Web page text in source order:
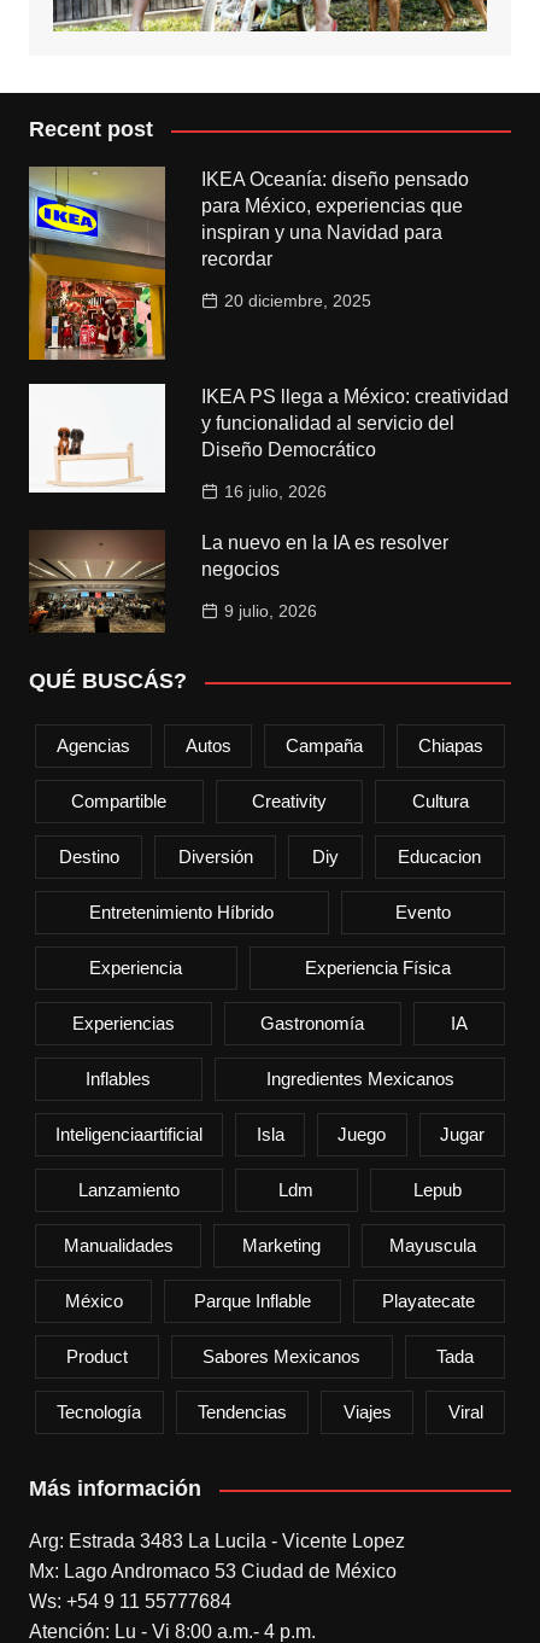
Recent post
IKEA Oceanía: diseño pensado
para México, experiencias que
inspiran y una Navidad para
recordar
20 diciembre, 2025
IKEA PS llega a México: creatividad
y funcionalidad al servicio del
Diseño Democrático
16 julio, 2026
La nuevo en la IA es resolver
negocios
9 julio, 2026
QUÉ BUSCÁS?
Agencias Autos Campaña Chiapas
Compartible Creativity Cultura
Destino Diversión Diy Educacion
Entretenimiento Híbrido Evento
Experiencia Experiencia Física
Experiencias Gastronomía IA
Inflables Ingredientes Mexicanos
Inteligenciaartificial Isla Juego Jugar
Lanzamiento Ldm Lepub
Manualidades Marketing Mayuscula
México Parque Inflable Playatecate
Product Sabores Mexicanos Tada
Tecnología Tendencias Viajes Viral
Más información
Arg: Estrada 3483 La Lucila - Vicente Lopez
Mx: Lago Andromaco 53 Ciudad de México
Ws: +54 9 11 55777684
Atención: Lu - Vi 8:00 a.m.- 4 p.m.